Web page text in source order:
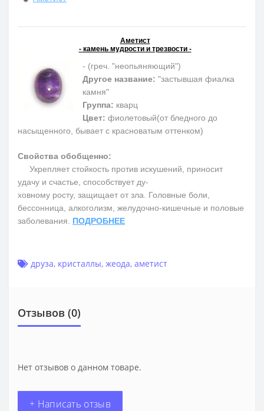
Аметист
- камень мудрости и трезвости -
- (греч. "неопьяняющий")
Другое название: "застывшая фиалка
камня"
Группа: кварц
Цвет: фиолетовый(от бледного до
насыщенного, бывает с красноватым оттенком)
Свойства обобщенно:
Укрепляет стойкость против искушений, приносит
удачу и счастье, способствует ду-
ховному росту, защищает от зла. Головные боли,
бессонница, алкоголизм, желудочно-кишечные и половые
заболевания. ПОДРОБНЕЕ
друза, кристаллы, жеода, аметист
Отзывов (0)
Нет отзывов о данном товаре.
+ Написать отзыв